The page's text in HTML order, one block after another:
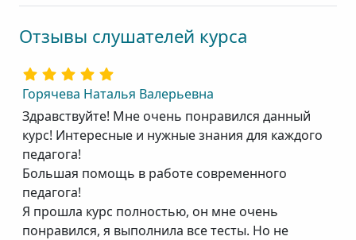
Отзывы слушателей курса
Горячева Наталья Валерьевна
Здравствуйте! Мне очень понравился данный
курс! Интересные и нужные знания для каждого
педагога!
Большая помощь в работе современного
педагога!
Я прошла курс полностью, он мне очень
понравился, я выполнила все тесты. Но не